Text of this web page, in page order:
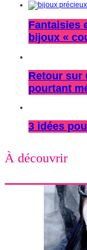
Fantaisies
bijoux «
Retour sur
pourtant
3 idées
À découvrir